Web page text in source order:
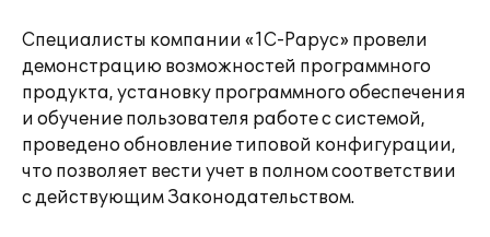
Специалисты компании «1С-Рарус» провели
демонстрацию возможностей программного
продукта, установку программного обеспечения
и обучение пользователя работе с системой,
проведено обновление типовой конфигурации,
что позволяет вести учет в полном соответствии
с действующим Законодательством.